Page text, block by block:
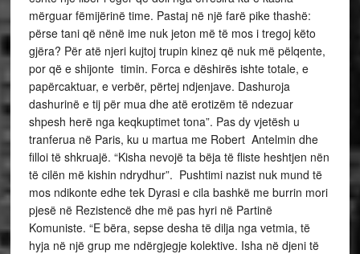
mërguar fëmijërinë time. Pastaj në një farë pike thashë:
përse tani që nënë ime nuk jeton më të mos i tregoj këto
gjëra? Për atë njeri kujtoj trupin kinez që nuk më pëlqente,
por që e shijonte timin. Forca e dëshirës ishte totale, e
papërcaktuar, e verbër, përtej ndjenjave. Dashuroja
dashurinë e tij për mua dhe atë erotizëm të ndezuar
shpesh herë nga keqkuptimet tona”. Pas dy vjetësh u
tranferua në Paris, ku u martua me Robert Antelmin dhe
filloi të shkruajë. “Kisha nevojë ta bëja të fliste heshtjen nën
të cilën më kishin ndrydhur”. Pushtimi nazist nuk mund të
mos ndikonte edhe tek Dyrasi e cila bashkë me burrin mori
pjesë në Rezistencë dhe më pas hyri në Partinë
Komuniste. “E bëra, sepse desha të dilja nga vetmia, të
hyja në një grup me ndërgjegje kolektive. Isha në djeni të